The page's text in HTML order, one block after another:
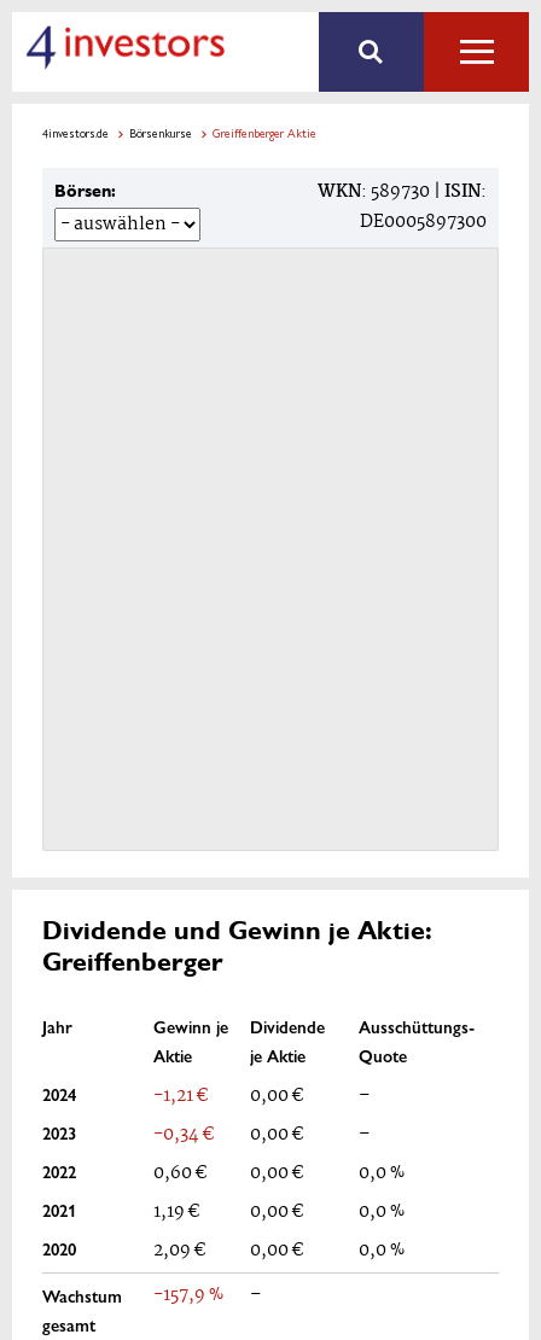
4investors.de Börsenkurse Greiffenberger Aktie
Börsen: WKN: 589730 | ISIN:
DE0005897300
Dividende und Gewinn je Aktie:
Greiffenberger
Jahr
Gewinn je
Aktie
Dividende
je Aktie
Ausschüttungs-
Quote
2024
-1,21 € 0,00 € –
2023 -0,34 € 0,00 € –
2022 0,60 € 0,00 € 0,0 %
2021 1,19 € 0,00 € 0,0 %
2020 2,09 € 0,00 € 0,0 %
Wachstum
gesamt
-157,9 % –